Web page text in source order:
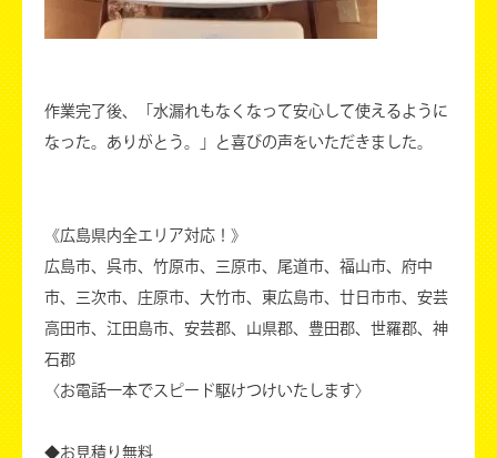
作業完了後、「水漏れもなくなって安心して使えるように
なった。ありがとう。」と喜びの声をいただきました。
《広島県内全エリア対応！》
広島市、呉市、竹原市、三原市、尾道市、福山市、府中
市、三次市、庄原市、大竹市、東広島市、廿日市市、安芸
高田市、江田島市、安芸郡、山県郡、豊田郡、世羅郡、神
石郡
〈お電話一本でスピード駆けつけいたします〉
◆お見積り無料